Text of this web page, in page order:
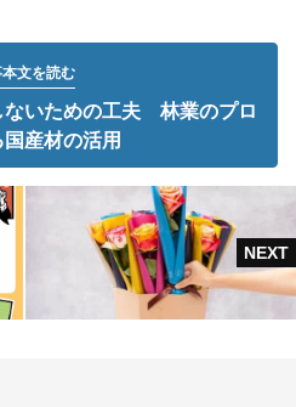
文を読む
ないための工夫 林業のプロ
産材の活用